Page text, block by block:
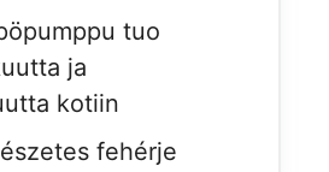
tuo
ja
kotiin
fehérje